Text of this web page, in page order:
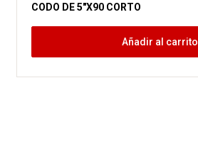
CODO DE 5″X90 CORTO
Añadir al carrito